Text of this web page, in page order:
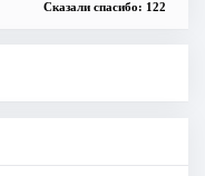
Сказали спасибо: 122